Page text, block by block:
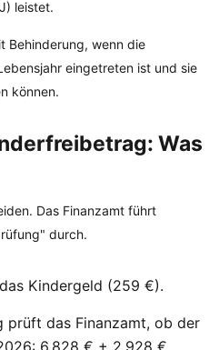
leistet.
Behinderung, wenn die
eingetreten ist und sie
können.
Was
Das Finanzamt führt
durch.
Kindergeld (259 €).
prüft das Finanzamt, ob der